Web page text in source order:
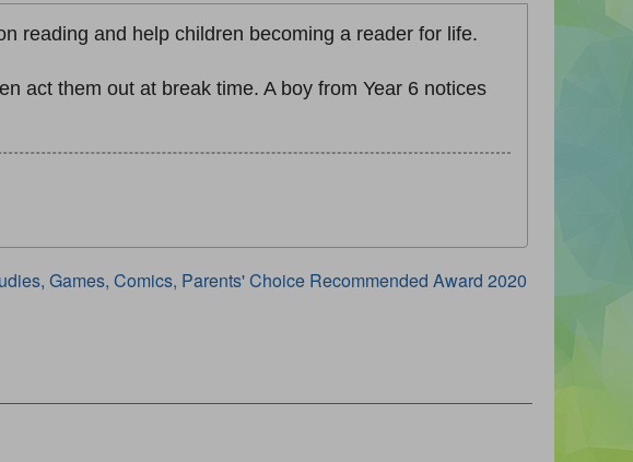
reading and help children becoming a reader for life.
act them out at break time. A boy from Year 6 notices
Games, Comics, Parents' Choice Recommended Award 2020